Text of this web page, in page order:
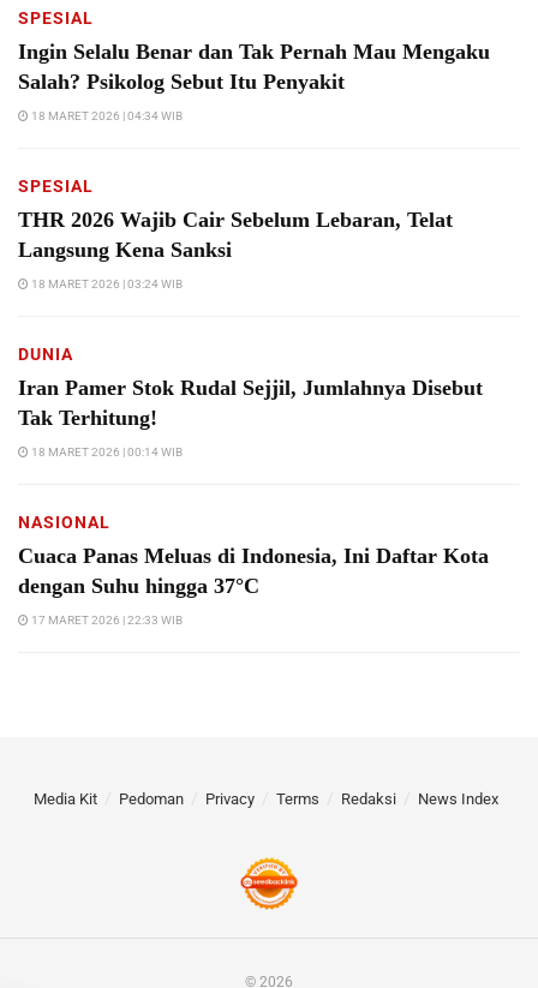
SPESIAL
Ingin Selalu Benar dan Tak Pernah Mau Mengaku
Salah? Psikolog Sebut Itu Penyakit
18 MARET 2026 | 04:34 WIB
SPESIAL
THR 2026 Wajib Cair Sebelum Lebaran, Telat
Langsung Kena Sanksi
18 MARET 2026 | 03:24 WIB
DUNIA
Iran Pamer Stok Rudal Sejjil, Jumlahnya Disebut
Tak Terhitung!
18 MARET 2026 | 00:14 WIB
NASIONAL
Cuaca Panas Meluas di Indonesia, Ini Daftar Kota
dengan Suhu hingga 37°C
17 MARET 2026 | 22:33 WIB
Media Kit Pedoman Privacy Terms Redaksi News Index
© 2026